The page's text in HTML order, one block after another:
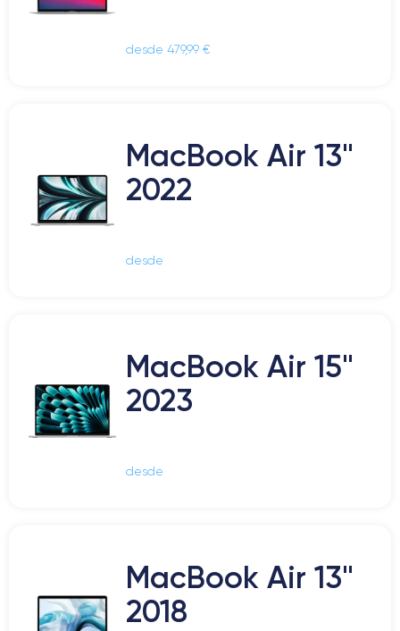
desde 479,99 €
MacBook Air 13"
2022
desde
MacBook Air 15"
2023
desde
MacBook Air 13"
2018